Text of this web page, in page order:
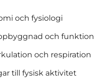
och fysiologi
och funktion
och respiration
till fysisk aktivitet